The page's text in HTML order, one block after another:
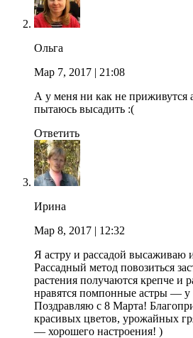
Ольга
Мар 7, 2017 | 21:08
А у меня ни как не приживутся
пытаюсь высадить :(
Ответить
Ирина
Мар 8, 2017 | 12:32
Я астру и рассадой высаживаю
Рассадный метод повозиться
растения получаются крепче и
нравятся помпонные астры — у
Поздравляю с 8 Марта!
красивых цветов, урожайных
— хорошего настроения! )